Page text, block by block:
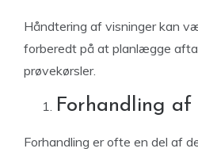
Håndtering af visninger kan
forberedt på at planlægge
prøvekørsler.
Forhandling af
Forhandling er ofte en del af